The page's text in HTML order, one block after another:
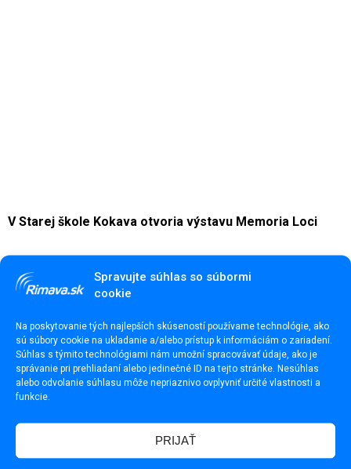
Spravujte súhlas so súbormi
cookie
Na poskytovanie tých najlepších skúseností používame technológie, ako
sú súbory cookie na ukladanie a/alebo prístup k informáciám o zariadení.
Súhlas s týmito technológiami nám umožní spracovávať údaje, ako je
správanie pri prehliadaní alebo jedinečné ID na tejto stránke. Nesúhlas
alebo odvolanie súhlasu môže nepriaznivo ovplyvniť určité vlastnosti a
funkcie.
PRIJAŤ
V Starej škole Kokava otvoria výstavu Memoria Loci